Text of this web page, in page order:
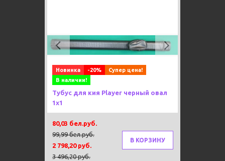
Previous Next
Новинка -20%
Супер цена!
В наличии!
Тубус для кия Player черный овал
1х1
80,03 бел.руб.
99,99 бел.руб.
2 798,20 руб.
3 496,20 руб.
В КОРЗИНУ